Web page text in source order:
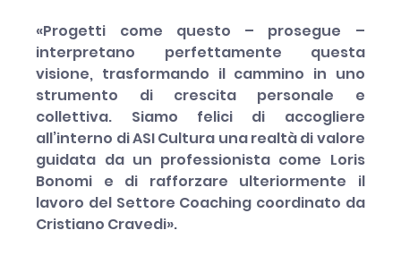
«Progetti come questo – prosegue –
interpretano perfettamente questa
visione, trasformando il cammino in uno
strumento di crescita personale e
collettiva. Siamo felici di accogliere
all’interno di ASI Cultura una realtà di valore
guidata da un professionista come Loris
Bonomi e di rafforzare ulteriormente il
lavoro del Settore Coaching coordinato da
Cristiano Cravedi».